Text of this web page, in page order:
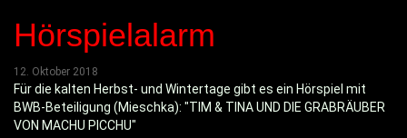
Hörspielalarm
12. Oktober 2018
Für die kalten Herbst- und Wintertage gibt es ein Hörspiel mit
BWB-Beteiligung (Mieschka): "TIM & TINA UND DIE GRABRÄUBER
VON MACHU PICCHU"